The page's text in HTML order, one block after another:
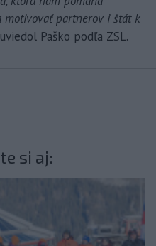
motivovať partnerov i štát k
uviedol Paško podľa ZSL.
si aj: